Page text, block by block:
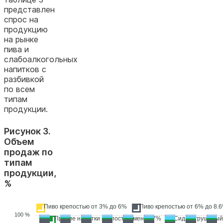
представлен
спрос на
продукцию
на рынке
пива и
слабоалкогольных
напитков с
разбивкой
по всем
типам
продукции.
Рисунок 3.
Объем
продаж по
типам
продукции,
%
Пиво крепостью от 3% до 6%
Пиво крепостью от 6% до
Прочие напитки крепостью менее 7%
Сидр и
100 %